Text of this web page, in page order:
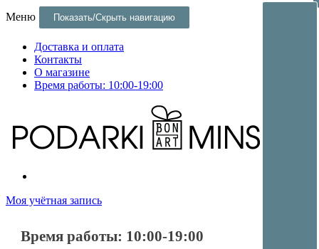
Меню Показать/Скрыть навигацию
Доставка и оплата
Контакты
О магазине
Время работы: 10:00-19:00
Постеры и оригинальные подарки и сувениры в Минске
Постеры и оригинальные подарки в Минске
Моя учётная запись
Время работы: 10:00-19:00